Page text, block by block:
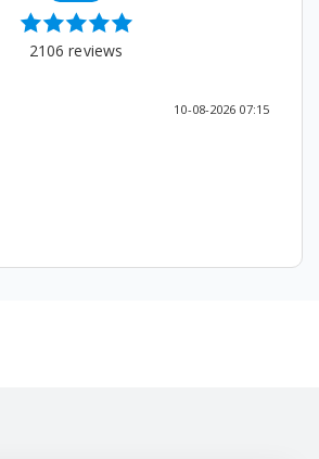
2106 reviews
10-08-2026 07:15